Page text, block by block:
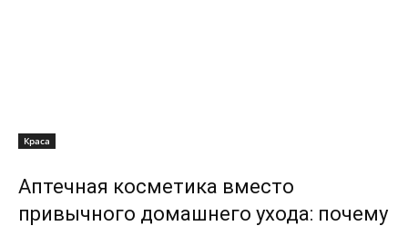
Краса
Аптечная косметика вместо
привычного домашнего ухода: почему